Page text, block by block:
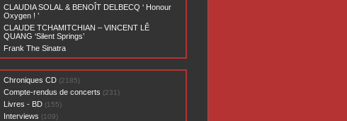
CLAUDIA SOLAL & BENOÎT DELBECQ ‘ Honour
Oxygen ! ’
CLAUDE TCHAMITCHIAN – VINCENT LÊ
QUANG ‘Silent Springs’
Frank The Sinatra
Chroniques CD (2185)
Compte-rendus de concerts (231)
Livres - BD (155)
Interviews (109)